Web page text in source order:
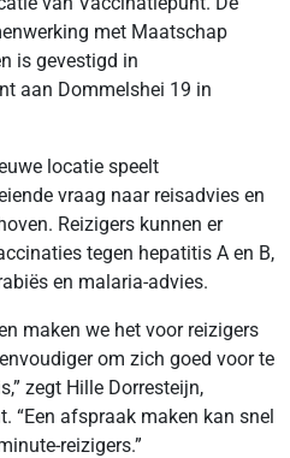
met Maatschap
is gevestigd in
aan Dommelshei 19 in
locatie speelt
vraag naar reisadvies en
Reizigers kunnen er
tegen hepatitis A en B,
en malaria-advies.
maken we het voor reizigers
om zich goed voor te
zegt Hille Dorresteijn,
“Een afspraak maken kan snel
reizigers.”